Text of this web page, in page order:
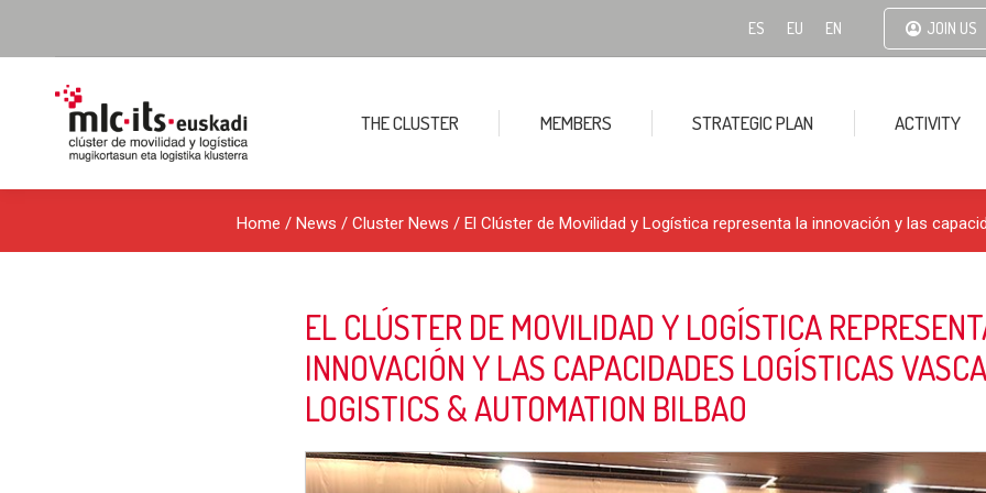
ES EU EN JOIN US
THE CLUSTER MEMBERS STRATEGIC PLAN ACTIVITY
Home / News / Cluster News / El Clúster de Movilidad y Logística representa la innovación y las
EL CLÚSTER DE MOVILIDAD Y LOGÍSTICA
INNOVACIÓN Y LAS CAPACIDADES LOGÍSTICAS
LOGISTICS & AUTOMATION BILBAO